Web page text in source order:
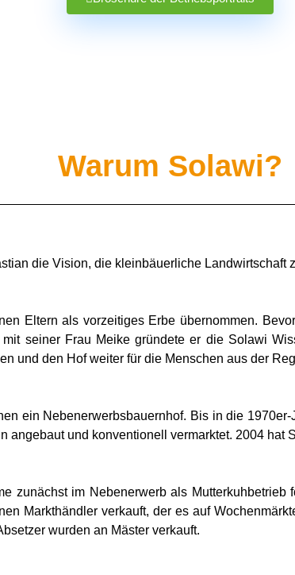
Warum Solawi?
die Vision, die kleinbäuerliche Landwirtschaft
Eltern als vorzeitiges Erbe übernommen.
seiner Frau Meike gründete er die Solawi
und den Hof weiter für die Menschen aus der
ein Nebenerwerbsbauernhof. Bis in die
angebaut und konventionell vermarktet. 2004 hat
zunächst im Nebenerwerb als
Markthändler verkauft, der es auf
wurden an Mäster verkauft.